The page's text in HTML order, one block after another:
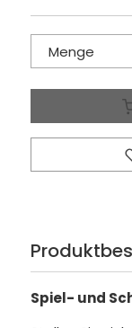
Menge
Spiel- und